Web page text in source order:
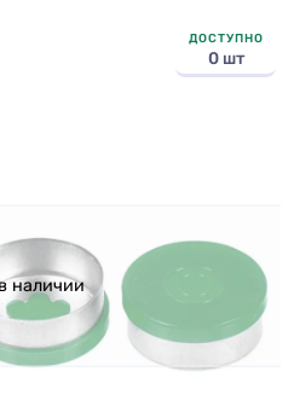
ДОСТУПНО
0 шт
наличии